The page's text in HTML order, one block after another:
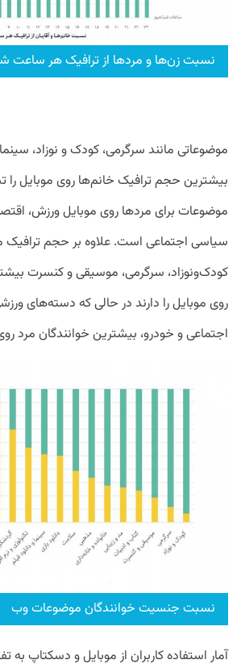
نسبت زن‌ها و مرد‌ها از ترافیک هر ساعت
موضوعاتی مانند سرگرمی، کودک و نوزاد، سینما
بیشترین حجم ترافیک خانم‌ها روی موبایل
موضوعات برای مردها روی موبایل ورزش،
سیاسی اجتماعی است. علاوه بر حجم
کودک‌ونوزاد، سرگرمی، موسیقی و کنسرت
روی موبایل را دارند در حالی که دسته‌های
اجتماعی و خودرو، بیشترین خوانندگان مرد
نسبت جنسیت خوانندگان موضوعات وب
آمار استفاده کاربران از موبایل و دسکتاپ